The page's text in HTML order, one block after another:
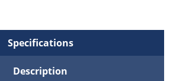
Specifications
Description